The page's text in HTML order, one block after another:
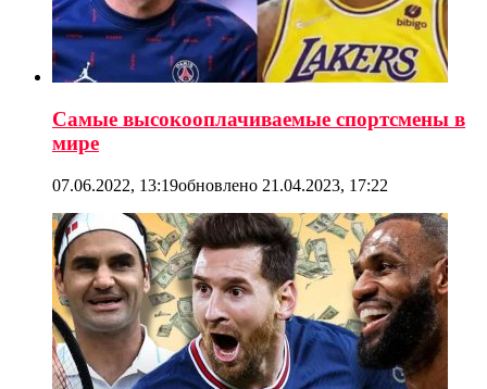
Самые высокооплачиваемые спортсмены в
мире
07.06.2022, 13:19обновлено 21.04.2023, 17:22